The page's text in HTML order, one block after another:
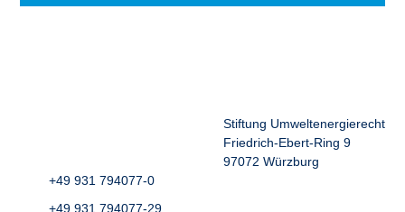
Stiftung Umweltenergierecht
Friedrich-Ebert-Ring 9
97072 Würzburg
+49 931 794077-0
+49 931 794077-29